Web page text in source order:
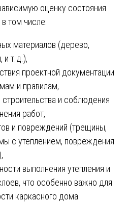
оценку состояния
том числе:
материалов (дерево,
и т.д.),
проектной документации
и правилам,
строительства и соблюдения
работ,
и повреждений (трещины,
с утеплением, повреждения
выполнения утепления и
что особенно важно для
каркасного дома.